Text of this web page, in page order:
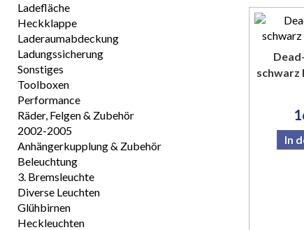
Ladefläche
Heckklappe
Laderaumabdeckung
Ladungssicherung
Sonstiges
Toolboxen
Performance
Räder, Felgen & Zubehör
2002-2005
Anhängerkupplung & Zubehör
Beleuchtung
3. Bremsleuchte
Diverse Leuchten
Glühbirnen
Heckleuchten
schwarz
In